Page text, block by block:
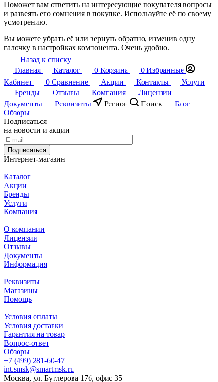
Поможет вам ответить на интересующие покупателя вопросы
и развеять его сомнения в покупке. Используйте её по своему
усмотрению.
Вы можете убрать её или вернуть обратно, изменив одну
галочку в настройках компонента. Очень удобно.
Назад к списку
Главная
Каталог 0 Корзина 0 Избранные
Кабинет
0 Сравнение Акции Контакты
Услуги
Бренды
Отзывы Компания
Лицензии
Документы
Реквизиты Регион Поиск
Блог
Обзоры
Подписаться
на новости и акции
Подписаться
Интернет-магазин
Каталог
Акции
Бренды
Услуги
Компания
О компании
Лицензии
Отзывы
Документы
Информация
Реквизиты
Магазины
Помощь
Условия оплаты
Условия доставки
Гарантия на товар
Вопрос-ответ
Обзоры
+7 (499) 281-60-47
int.smsk@smartmsk.ru
Москва, ул. Бутлерова 17б, офис 35